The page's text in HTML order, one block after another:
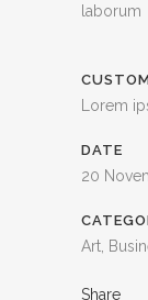
laborum
Lorem
DATE
20
Art,
Share